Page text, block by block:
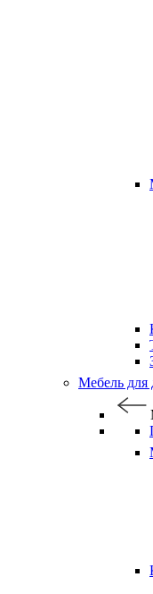
Мебель для